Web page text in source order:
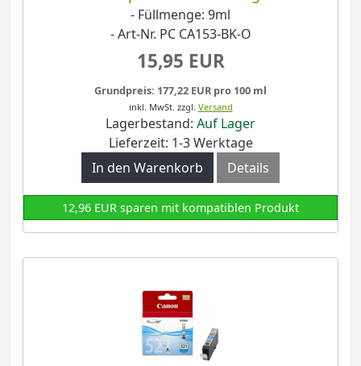
- Füllmenge: 9ml
- Art-Nr. PC CA153-BK-O
15,95 EUR
Grundpreis: 177,22 EUR pro 100 ml
inkl. MwSt. zzgl. Versand
Lagerbestand: Auf Lager
Lieferzeit: 1-3 Werktage
In den Warenkorb
Details
12,96 EUR sparen mit kompatiblen Produkt